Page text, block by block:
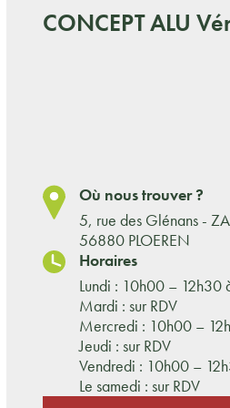
CONCEPT ALU
Où nous trouver ?
5, rue des Glénans -
56880 PLOEREN
Horaires
Lundi : 10h00 –
Mardi : sur RDV
Mercredi : 10h00 –
Jeudi : sur RDV
Vendredi : 10h00 –
Le samedi : sur RDV